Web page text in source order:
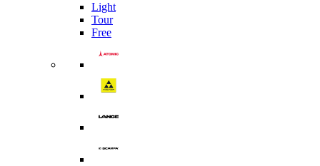
Light
Tour
Free